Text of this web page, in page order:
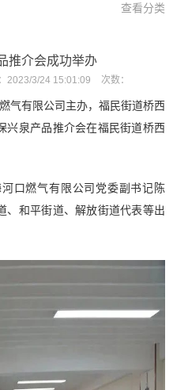
查看分类
推介会成功举办
2023/3/24 15:01:09 次数：
气有限公司主办，福民街道桥西
兴泉产品推介会在福民街道桥西
口燃气有限公司党委副书记陈
、和平街道、解放街道代表等出